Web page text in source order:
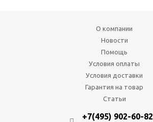
О компании
Новости
Помощь
Условия оплаты
Условия доставки
Гарантия на товар
Статьи
+7(495) 902-60-82